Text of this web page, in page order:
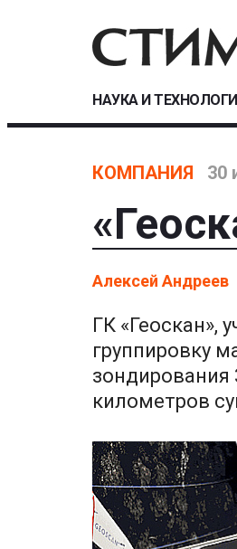
НАУКА И
КОМПАНИЯ 30
Алексей Андреев
ГК «Геоскан»,
группировку
зондирования
километров